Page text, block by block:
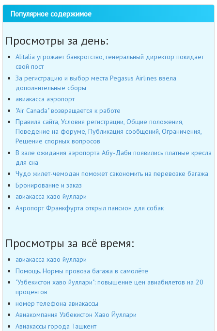
Популярное содержимое
Просмотры за день:
Alitalia угрожает банкротство, генеральный директор покидает
свой пост
За регистрацию и выбор места Pegasus Airlines ввела
дополнительные сборы
авиакасса аэропорт
"Air Canada" возвращается к работе
Правила сайта, Условия регистрации, Общие положения,
Поведение на форуме, Публикация сообщений, Ограничения,
Решение спорных вопросов
В зале ожидания аэропорта Абу-Даби появились платные кресла
для сна
Чудо жилет-чемодан поможет сэкономить на перевозке багажа
Бронирование и заказ
авиакасса хаво йуллари
Аэропорт Франкфурта открыл пансион для собак
Просмотры за всё время:
авиакасса хаво йуллари
Помощь. Нормы провоза багажа в самолёте
"Узбекистон хаво йуллари": повышение цен авиабилетов на 20
процентов
номер телефона авиакассы
Авиакомпания Узбекистон Хаво Йуллари
Авиакассы города Ташкент